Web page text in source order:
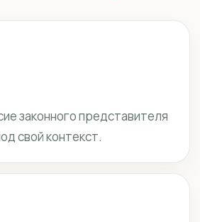
законного представителя
свой контекст.